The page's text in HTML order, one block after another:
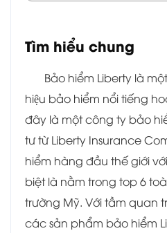
Tìm hiểu chung
Bảo hiểm Liberty là
hiệu bảo hiểm nổi tiếng
đây là một công ty bảo
tư từ Liberty Insurance
hiểm hàng đầu thế giới
biệt là nằm trong top 6
trường Mỹ. Với tầm quan
các sản phẩm bảo hiểm